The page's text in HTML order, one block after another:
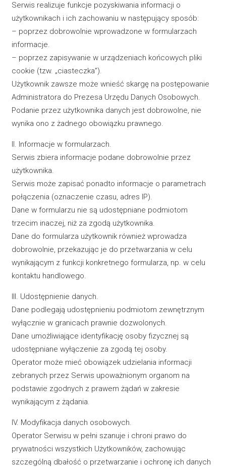
Serwis realizuje funkcje pozyskiwania informacji o
użytkownikach i ich zachowaniu w następujący sposób:
– poprzez dobrowolnie wprowadzone w formularzach
informacje.
– poprzez zapisywanie w urządzeniach końcowych pliki
cookie (tzw. „ciasteczka”).
Użytkownik zawsze może wnieść skargę na postępowanie
Administratora do Prezesa Urzędu Danych Osobowych.
Podanie przez użytkownika danych jest dobrowolne, nie
wynika ono z żadnego obowiązku prawnego.
II. Informacje w formularzach.
Serwis zbiera informacje podane dobrowolnie przez
użytkownika.
Serwis może zapisać ponadto informacje o parametrach
połączenia (oznaczenie czasu, adres IP).
Dane w formularzu nie są udostępniane podmiotom
trzecim inaczej, niż za zgodą użytkownika.
Dane do formularza użytkownik również wprowadza
dobrowolnie, przekazując je do przetwarzania w celu
wynikającym z funkcji konkretnego formularza, np. w celu
kontaktu handlowego.
III. Udostępnienie danych.
Dane podlegają udostępnieniu podmiotom zewnętrznym
wyłącznie w granicach prawnie dozwolonych.
Dane umożliwiające identyfikację osoby fizycznej są
udostępniane wyłączenie za zgodą tej osoby.
Operator może mieć obowiązek udzielania informacji
zebranych przez Serwis upoważnionym organom na
podstawie zgodnych z prawem żądań w zakresie
wynikającym z żądania.
IV. Modyfikacja danych osobowych.
Operator Serwisu w pełni szanuje i chroni prawo do
prywatności wszystkich Użytkowników, zachowując
szczególną dbałość o przetwarzanie i ochronę ich danych